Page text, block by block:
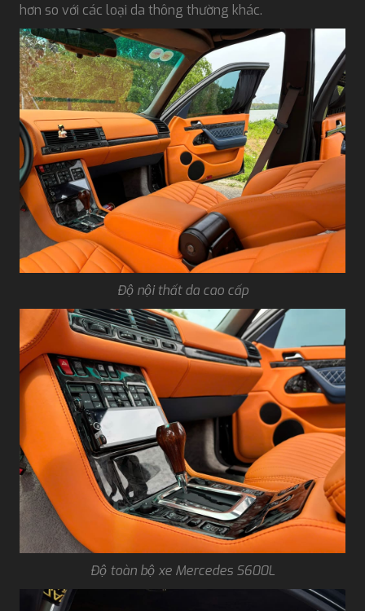
hơn so với các loại da thông thường khác.
Độ nội thất da cao cấp
Độ toàn bộ xe Mercedes S600L